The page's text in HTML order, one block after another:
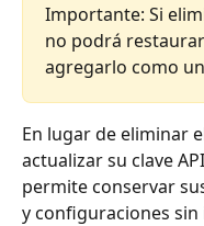
Importante: Si
no podrá
agregarlo como
En lugar de eliminar
actualizar su clave
permite conservar
y configuraciones